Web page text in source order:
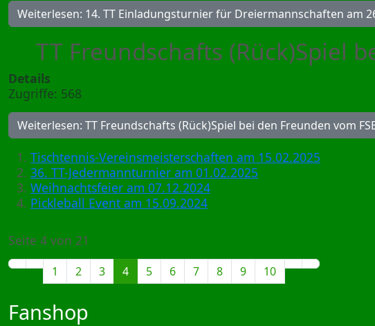
Fanshop
Weiterlesen: 14. TT Einladungsturnier für Dreiermannschaften am
TT Freundschafts (Rück)Spiel
Details
Zugriffe: 568
Weiterlesen: TT Freundschafts (Rück)Spiel bei den Freunden vom
Tischtennis-Vereinsmeisterschaften am 15.02.2025
36. TT-Jedermannturnier am 01.02.2025
Weihnachtsfeier am 07.12.2024
Pickleball Event am 15.09.2024
Seite 4 von 21
1 2 3 4 5 6 7 8 9 10